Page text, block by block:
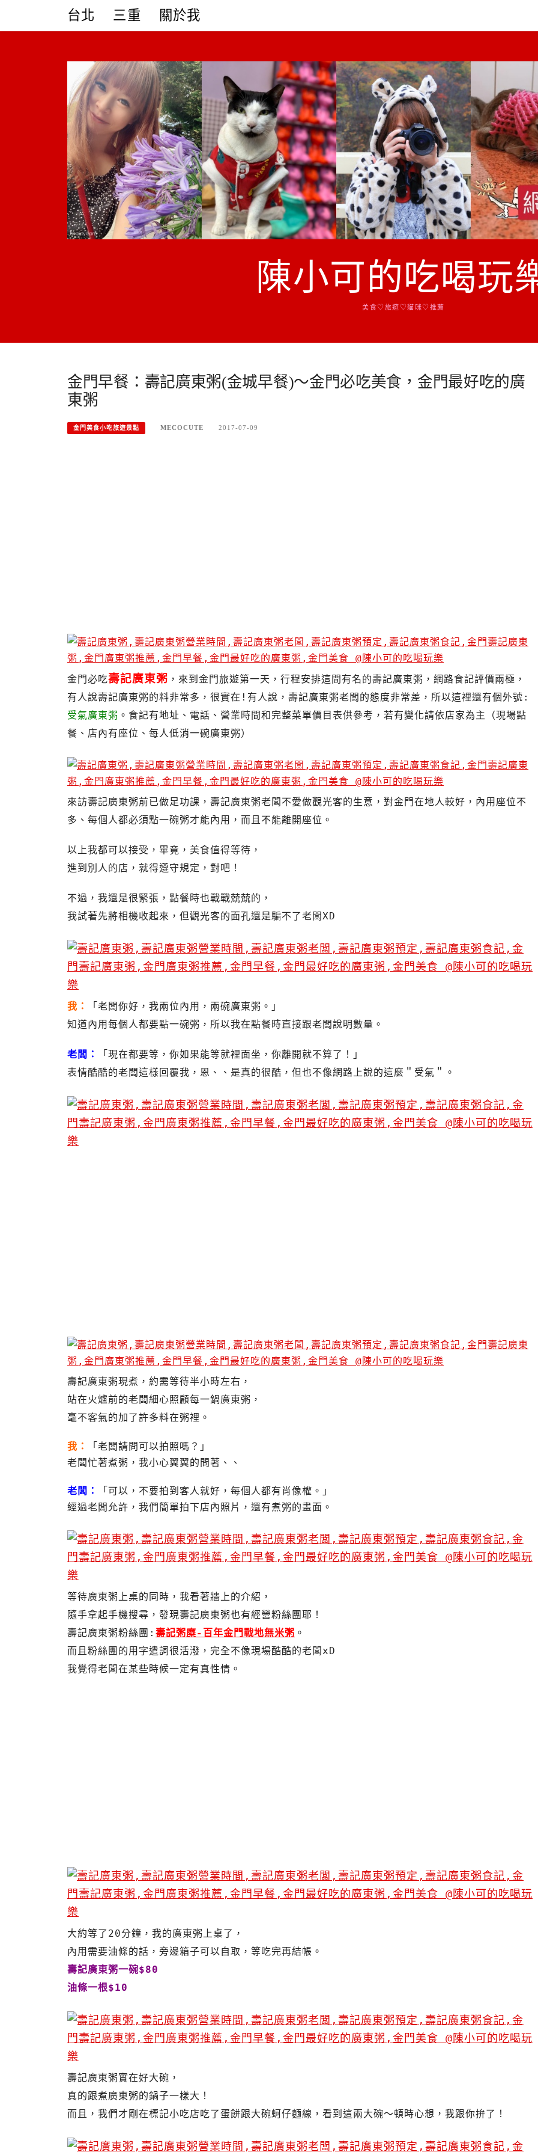
台北 三重 關於我
陳小可的吃喝玩
美食♡旅遊♡貓咪♡推薦
金門早餐：壽記廣東粥(金城早餐)～金門必吃美食，金門最好吃的廣
東粥
金門美食小吃旅遊景點 MECOCUTE 2017-07-09
金門必吃壽記廣東粥 ， 來到金門旅遊第一天，行程安排這間有名的壽記廣東粥， 網路食記評價兩極，
有人說壽記廣東粥的料非常多，很實在! 有人說，壽記廣東粥老闆的態度非常差，所以這裡還有個外號:
受氣廣東粥 。食記有地址、電話、營業時間和完整菜單價目表供參考，若有變化請依店家為主（現場點
餐、店內有座位、每人低消一碗廣東粥）
來訪壽記廣東粥前已做足功課，壽記廣東粥老闆不愛做觀光客的生意，對金門在地人較好，內用座位不
多、每個人都必須點一碗粥才能內用，而且不能離開座位。
以上我都可以接受，畢竟，美食值得等待，
進到別人的店，就得遵守規定，對吧！
不過，我還是很緊張，點餐時也戰戰兢兢的，
我試著先將相機收起來，但觀光客的面孔還是騙不了老闆XD
我：
「老闆你好，我兩位內用，兩碗廣東粥。」
知道內用每個人都要點一碗粥，所以我在點餐時直接跟老闆說明數量。
老闆：
「現在都要等，你如果能等就裡面坐，你離開就不算了！」
表情酷酷的老闆這樣回覆我，恩、、是真的很酷，但也不像網路上說的這麼＂受氣＂。
壽記廣東粥現煮，約需等待半小時左右，
站在火爐前的老闆細心照顧每一鍋廣東粥，
毫不客氣的加了許多料在粥裡。
我：
「老闆請問可以拍照嗎？」
老闆忙著煮粥，我小心翼翼的問著、、
老闆：
「可以，不要拍到客人就好，每個人都有肖像權。」
經過老闆允許，我們簡單拍下店內照片，還有煮粥的畫面。
等待廣東粥上桌的同時，我看著牆上的介紹，
隨手拿起手機搜尋，發現壽記廣東粥也有經營粉絲團耶！
壽記廣東粥粉絲團: 壽記粥糜-百年金門戰地無米粥 。
而且粉絲團的用字遣詞很活潑，完全不像現場酷酷的老闆xD
我覺得老闆在某些時候一定有真性情。
大約等了20分鐘，我的廣東粥上桌了，
內用需要油條的話，旁邊箱子可以自取，等吃完再結帳。
壽記廣東粥一碗$80
油條一根$10
壽記廣東粥實在好大碗，
真的跟煮廣東粥的鍋子一樣大！
而且，我們才剛在標記小吃店吃了蛋餅跟大碗蚵仔麵線，看到這兩大碗～頓時心想，我跟你拚了！